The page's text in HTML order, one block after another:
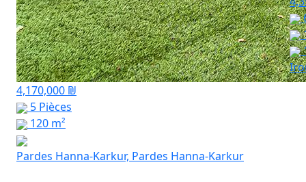
4,170,000 ₪
5 Pièces
120 m²
Pardes Hanna-Karkur, Pardes Hanna-Karkur